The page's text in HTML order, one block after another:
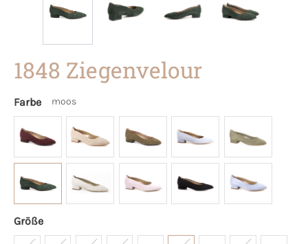
1848 Ziegenvelour
Farbe moos
Größe